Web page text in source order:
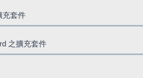
充套件
之擴充套件